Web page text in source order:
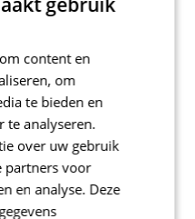
content en
om
te bieden en
te analyseren.
over uw gebruik
partners voor
en analyse. Deze